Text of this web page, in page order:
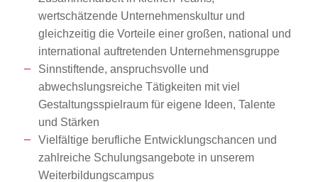
wertschätzende Unternehmenskultur und
gleichzeitig die Vorteile einer großen, national und
international auftretenden Unternehmensgruppe
Sinnstiftende, anspruchsvolle und
abwechslungsreiche Tätigkeiten mit viel
Gestaltungsspielraum für eigene Ideen, Talente
und Stärken
Vielfältige berufliche Entwicklungschancen und
zahlreiche Schulungsangebote in unserem
Weiterbildungscampus